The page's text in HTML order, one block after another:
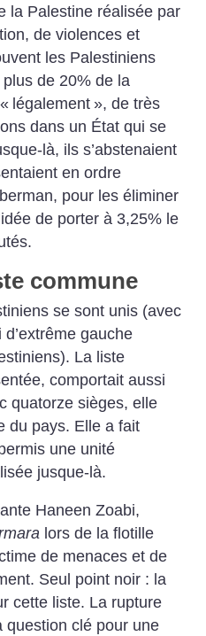
la Palestine réalisée par
de violences et
les Palestiniens
plus de 20% de la
légalement », de très
dans un État qui se
là, ils s’abstenaient
en ordre
pour les éliminer
de porter à 3,25% le
commune
se sont unis (avec
gauche
La liste
comportait aussi
quatorze sièges, elle
du pays. Elle a fait
une unité
jusque-là.
Haneen Zoabi,
lors de la flotille
de menaces et de
Seul point noir : la
cette liste. La rupture
question clé pour une